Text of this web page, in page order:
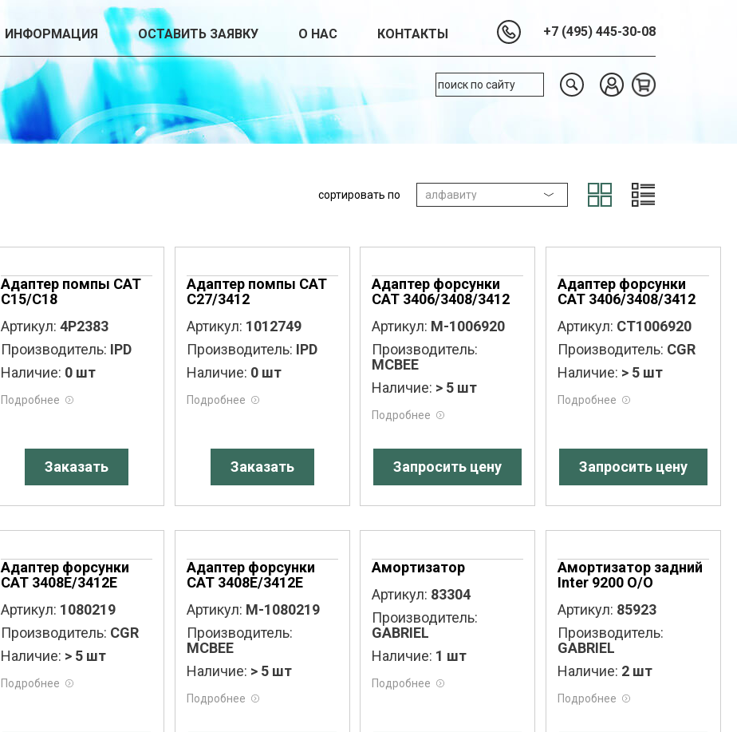
ИНФОРМАЦИЯ ОСТАВИТЬ ЗАЯВКУ О НАС КОНТАКТЫ +7 (495) 445-30-08
сортировать по
Адаптер помпы CAT
C15/C18
Артикул: 4P2383
Производитель: IPD
Наличие: 0 шт
Подробнее
Заказать
Адаптер помпы CAT
C27/3412
Артикул: 1012749
Производитель: IPD
Наличие: 0 шт
Подробнее
Заказать
Адаптер форсунки
CAT 3406/3408/3412
Артикул: M-1006920
Производитель:
MCBEE
Наличие: > 5 шт
Подробнее
Запросить цену
Адаптер форсунки
CAT 3406/3408/3412
Артикул: CT1006920
Производитель: CGR
Наличие: > 5 шт
Подробнее
Запросить цену
Адаптер форсунки
CAT 3408E/3412E
Артикул: 1080219
Производитель: CGR
Наличие: > 5 шт
Подробнее
Адаптер форсунки
CAT 3408E/3412E
Артикул: M-1080219
Производитель:
MCBEE
Наличие: > 5 шт
Подробнее
Амортизатор
Артикул: 83304
Производитель:
GABRIEL
Наличие: 1 шт
Подробнее
Амортизатор задний
Inter 9200 O/O
Артикул: 85923
Производитель:
GABRIEL
Наличие: 2 шт
Подробнее